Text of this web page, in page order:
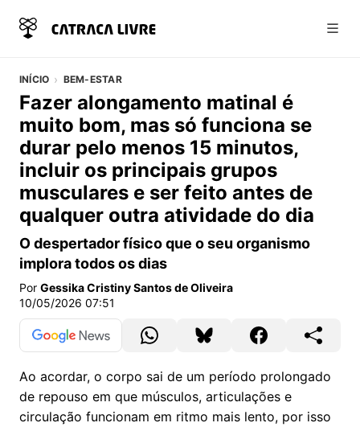
INÍCIO BEM-ESTAR
Fazer alongamento matinal é
muito bom, mas só funciona se
durar pelo menos 15 minutos,
incluir os principais grupos
musculares e ser feito antes de
qualquer outra atividade do dia
O despertador físico que o seu organismo
implora todos os dias
Por Gessika Cristiny Santos de Oliveira
10/05/2026 07:51
Ao acordar, o corpo sai de um período prolongado
de repouso em que músculos, articulações e
circulação funcionam em ritmo mais lento, por isso